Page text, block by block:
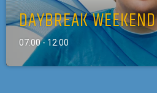
DAYBREAK WEEKEND
07:00 - 12:00